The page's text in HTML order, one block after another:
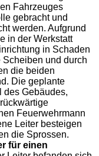
Fahrzeuges
gebracht und
werden. Aufgrund
in der Werkstatt
in Schaden
und durch
die beiden
Die geplante
des Gebäudes,
Feuerwehrmann
Leiter besteigen
die Sprossen.
für einen